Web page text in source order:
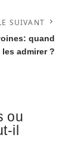
SUIVANT
quand
admirer ?
ou
il